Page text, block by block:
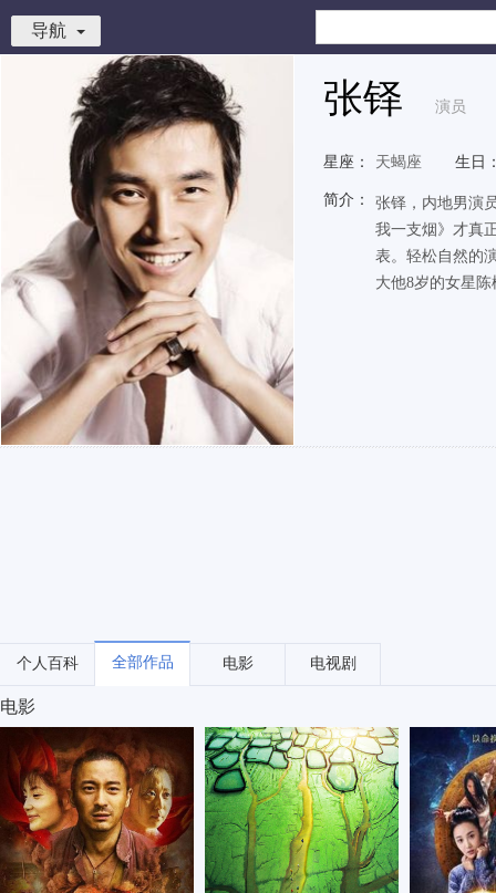
导航
张铎 演员
星座： 天蝎座 生日
简介：
张铎，内地男演
我一支烟》才真
表。轻松自然的
大他8岁的女星陈
个人百科 全部作品 电影 电视剧
电影